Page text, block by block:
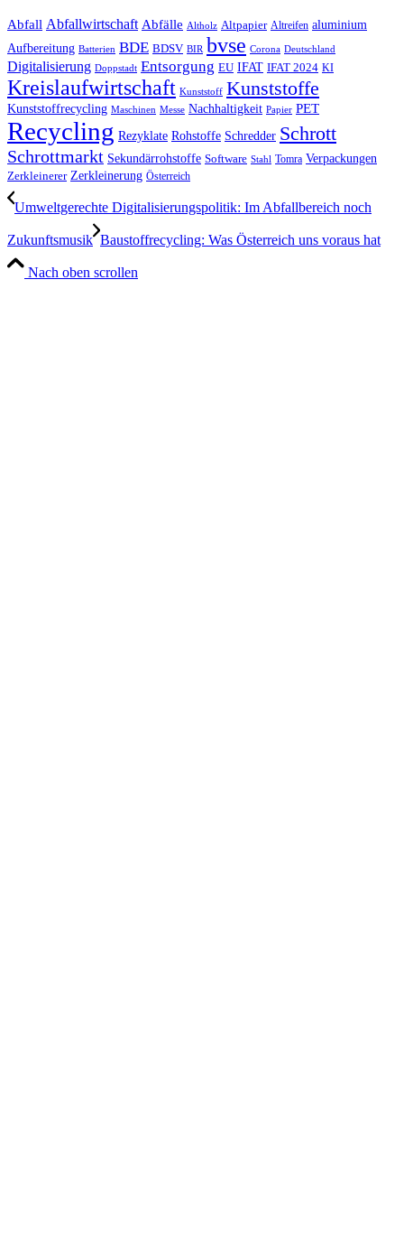
Abfall Abfallwirtschaft Abfälle Altholz Altpapier Altreifen aluminium
Aufbereitung Batterien BDE BDSV BIR bvse Corona Deutschland
Digitalisierung Doppstadt Entsorgung EU IFAT IFAT 2024 KI
Kreislaufwirtschaft Kunststoff Kunststoffe
Kunststoffrecycling Maschinen Messe Nachhaltigkeit Papier PET
Recycling Rezyklate Rohstoffe Schredder Schrott
Schrottmarkt Sekundärrohstoffe Software Stahl Tomra Verpackungen
Zerkleinerer Zerkleinerung Österreich
Umweltgerechte Digitalisierungspolitik: Im Abfallbereich noch
Zukunftsmusik Baustoffrecycling: Was Österreich uns voraus hat
Nach oben scrollen